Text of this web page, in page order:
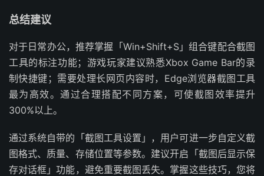
总结建议
对于日常办公，推荐掌握「Win+Shift+S」组合键配合截图
工具的标注功能；游戏玩家建议熟悉Xbox Game Bar的录
制快捷键；需要处理长网页内容时，Edge浏览器截图工具
最为高效。通过合理搭配不同方案，可使截图效率提升
300%以上。
通过系统自带的「截图工具设置」，用户可进一步自定义截
图格式、质量、存储位置等参数。建议开启「截图后显示保
存对话框」功能，避免重要截图丢失。掌握这些技巧，您将